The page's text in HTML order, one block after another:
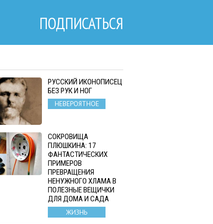
ПОДПИСАТЬСЯ
РУССКИЙ ИКОНОПИСЕЦ
БЕЗ РУК И НОГ
НЕВЕРОЯТНОЕ
СОКРОВИЩА
ПЛЮШКИНА: 17
ФАНТАСТИЧЕСКИХ
ПРИМЕРОВ
ПРЕВРАЩЕНИЯ
НЕНУЖНОГО ХЛАМА В
ПОЛЕЗНЫЕ ВЕЩИЧКИ
ДЛЯ ДОМА И САДА
ЖИЗНЬ